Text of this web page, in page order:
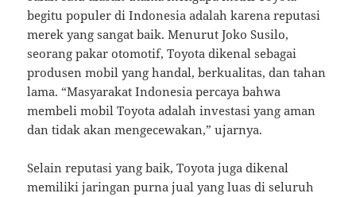
begitu populer di Indonesia adalah karena reputasi
merek yang sangat baik. Menurut Joko Susilo,
seorang pakar otomotif, Toyota dikenal sebagai
produsen mobil yang handal, berkualitas, dan tahan
lama. “Masyarakat Indonesia percaya bahwa
membeli mobil Toyota adalah investasi yang aman
dan tidak akan mengecewakan,” ujarnya.
Selain reputasi yang baik, Toyota juga dikenal
memiliki jaringan purna jual yang luas di seluruh